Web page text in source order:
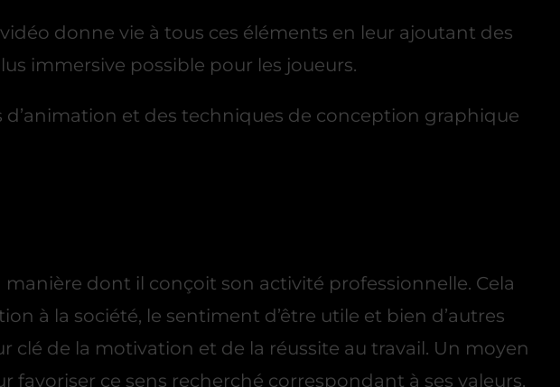
donne vie à tous ces éléments en leur ajoutant des
immersive possible pour les joueurs.
et des techniques de conception graphique
dont il conçoit son activité professionnelle. Cela
à la société, le sentiment d’être utile et bien d’autres
clé de la motivation et de la réussite au travail. Un moyen
ce sens recherché correspondant à ses valeurs.